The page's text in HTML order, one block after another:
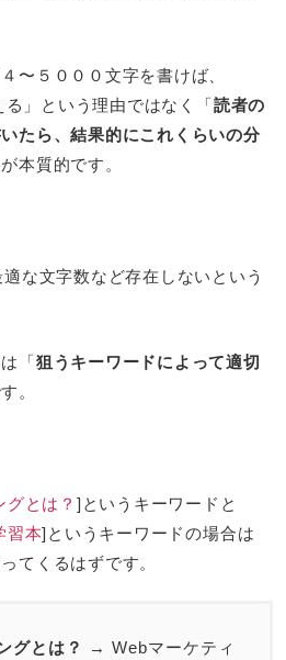
〜５０００文字を書けば、
」という理由ではなく「読者の
たら、結果的にこれくらいの分
本質的です。
な文字数など存在しないという
「狙うキーワードによって適切
。
とは？ ]というキーワードと
習本]というキーワードの場合は
てくるはずです。
グとは？ → Webマーケティ